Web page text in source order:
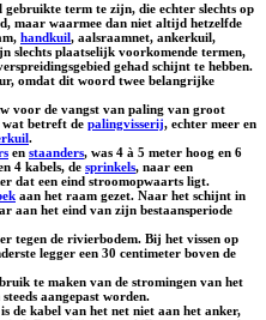
term te zijn, die echter slechts op
maar waarmee dan niet altijd hetzelfde
handkuil, aalsraamnet, ankerkuil,
slechts plaatselijk voorkomende termen,
gehad schijnt te hebben.
omdat dit woord twee belangrijke
voor de vangst van paling van groot
wat betreft de palingvisserij, echter meer en
.
en staanders, was 4 à 5 meter hoog en 6
4 kabels, de sprinkels, naar een
dat een eind stroomopwaarts ligt.
aan het raam gezet. Naar het schijnt in
aan het eind van zijn bestaansperiode
tegen de rivierbodem. Bij het vissen op
legger een 30 centimeter boven de
te maken van de stromingen van het
aangepast worden.
de kabel van het net niet aan het anker,